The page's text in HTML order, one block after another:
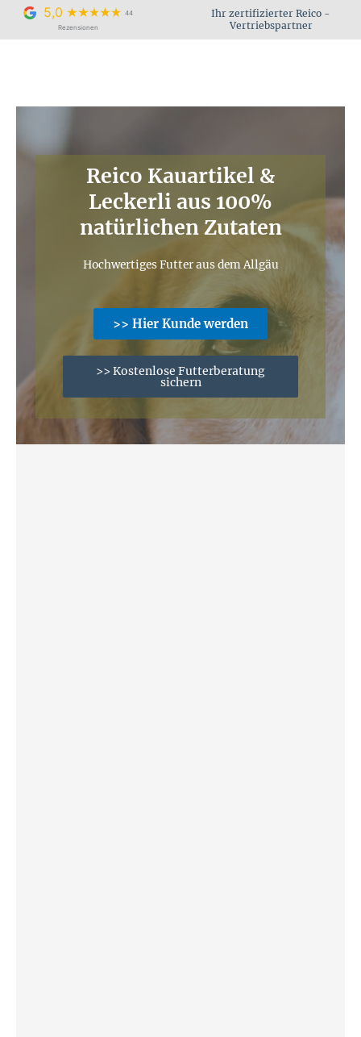
springen
5,0
44
Rezensionen
Ihr zertifizierter Reico -
Vertriebspartner
Reico Kauartikel &
Leckerli aus 100%
natürlichen Zutaten
Hochwertiges Futter aus dem Allgäu
>> Hier Kunde werden
>> Kostenlose Futterberatung
sichern